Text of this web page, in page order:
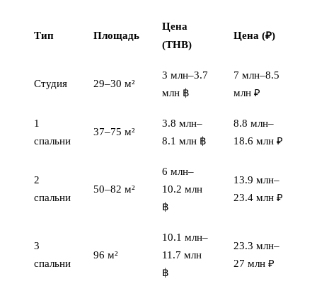
Тип Площадь
Цена
(THB)
Цена (₽)
Студия 29–30 м²
3 млн–3.7
млн ฿
7 млн–8.5
млн ₽
1
спальни
37–75 м²
3.8 млн–
8.1 млн ฿
8.8 млн–
18.6 млн ₽
2
спальни
50–82 м²
6 млн–
10.2 млн
฿
13.9 млн–
23.4 млн ₽
3
спальни
96 м²
10.1 млн–
11.7 млн
฿
23.3 млн–
27 млн ₽